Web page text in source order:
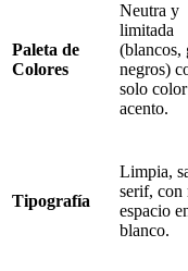
Paleta de
Colores
Neutra y
limitada
(blancos,
negros)
solo
acento.
Tipografía
Limpia,
serif, con
espacio
blanco.